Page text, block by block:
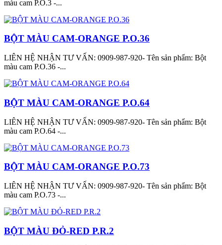
màu cam P.O.3 -...
BỘT MÀU CAM-ORANGE P.O.36
LIÊN HỆ NHẬN TƯ VẤN: 0909-987-920- Tên sản phẩm: Bột
màu cam P.O.36 -...
BỘT MÀU CAM-ORANGE P.O.64
LIÊN HỆ NHẬN TƯ VẤN: 0909-987-920- Tên sản phẩm: Bột
màu cam P.O.64 -...
BỘT MÀU CAM-ORANGE P.O.73
LIÊN HỆ NHẬN TƯ VẤN: 0909-987-920- Tên sản phẩm: Bột
màu cam P.O.73 -...
BỘT MÀU ĐỎ-RED P.R.2